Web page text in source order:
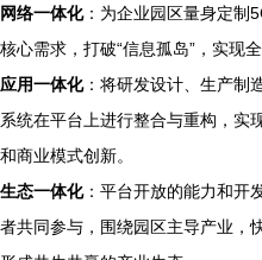
网络一体化：为企业园区量身定制
核心需求，打破“信息孤岛”，实现
应用一体化：将研发设计、生产制
系统在平台上进行整合与重构，实
和商业模式创新。
生态一体化：平台开放的能力和开
者共同参与，围绕园区主导产业，